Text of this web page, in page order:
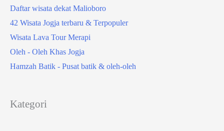
Daftar wisata dekat Malioboro
42 Wisata Jogja terbaru & Terpopuler
Wisata Lava Tour Merapi
Oleh - Oleh Khas Jogja
Hamzah Batik - Pusat batik & oleh-oleh
Kategori